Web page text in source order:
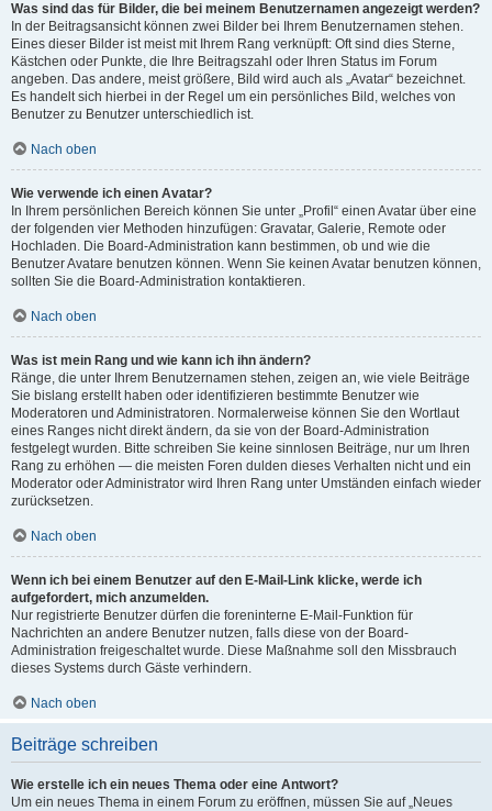
Was sind das für Bilder, die bei meinem Benutzernamen angezeigt werden?
In der Beitragsansicht können zwei Bilder bei Ihrem Benutzernamen stehen.
Eines dieser Bilder ist meist mit Ihrem Rang verknüpft: Oft sind dies Sterne,
Kästchen oder Punkte, die Ihre Beitragszahl oder Ihren Status im Forum
angeben. Das andere, meist größere, Bild wird auch als „Avatar“ bezeichnet.
Es handelt sich hierbei in der Regel um ein persönliches Bild, welches von
Benutzer zu Benutzer unterschiedlich ist.
Nach oben
Wie verwende ich einen Avatar?
In Ihrem persönlichen Bereich können Sie unter „Profil“ einen Avatar über eine
der folgenden vier Methoden hinzufügen: Gravatar, Galerie, Remote oder
Hochladen. Die Board-Administration kann bestimmen, ob und wie die
Benutzer Avatare benutzen können. Wenn Sie keinen Avatar benutzen können,
sollten Sie die Board-Administration kontaktieren.
Nach oben
Was ist mein Rang und wie kann ich ihn ändern?
Ränge, die unter Ihrem Benutzernamen stehen, zeigen an, wie viele Beiträge
Sie bislang erstellt haben oder identifizieren bestimmte Benutzer wie
Moderatoren und Administratoren. Normalerweise können Sie den Wortlaut
eines Ranges nicht direkt ändern, da sie von der Board-Administration
festgelegt wurden. Bitte schreiben Sie keine sinnlosen Beiträge, nur um Ihren
Rang zu erhöhen — die meisten Foren dulden dieses Verhalten nicht und ein
Moderator oder Administrator wird Ihren Rang unter Umständen einfach wieder
zurücksetzen.
Nach oben
Wenn ich bei einem Benutzer auf den E-Mail-Link klicke, werde ich
aufgefordert, mich anzumelden.
Nur registrierte Benutzer dürfen die foreninterne E-Mail-Funktion für
Nachrichten an andere Benutzer nutzen, falls diese von der Board-
Administration freigeschaltet wurde. Diese Maßnahme soll den Missbrauch
dieses Systems durch Gäste verhindern.
Nach oben
Beiträge schreiben
Wie erstelle ich ein neues Thema oder eine Antwort?
Um ein neues Thema in einem Forum zu eröffnen, müssen Sie auf „Neues